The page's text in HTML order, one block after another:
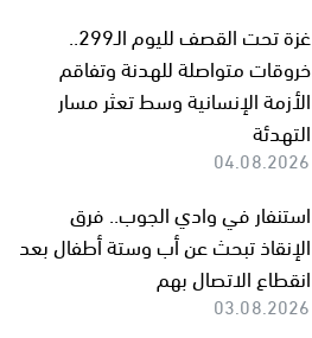
غزة تحت القصف لليوم الـ299..
خروقات متواصلة للهدنة وتفاقم
الأزمة الإنسانية وسط تعثر مسار
التهدئة
04.08.2026
استنفار في وادي الجوب.. فرق
الإنقاذ تبحث عن أب وستة أطفال بعد
انقطاع الاتصال بهم
03.08.2026